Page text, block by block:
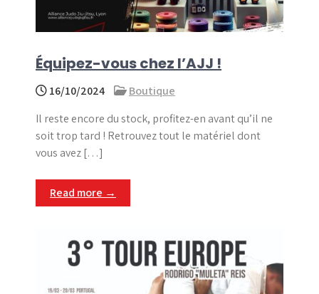
Équipez-vous chez l’AJJ !
16/10/2024
Boutique
Il reste encore du stock, profitez-en avant qu’il ne
soit trop tard ! Retrouvez tout le matériel dont
vous avez […]
Read more →